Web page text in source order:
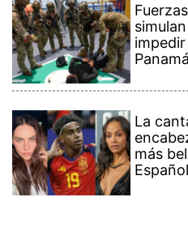
Panamá
La
más
Español